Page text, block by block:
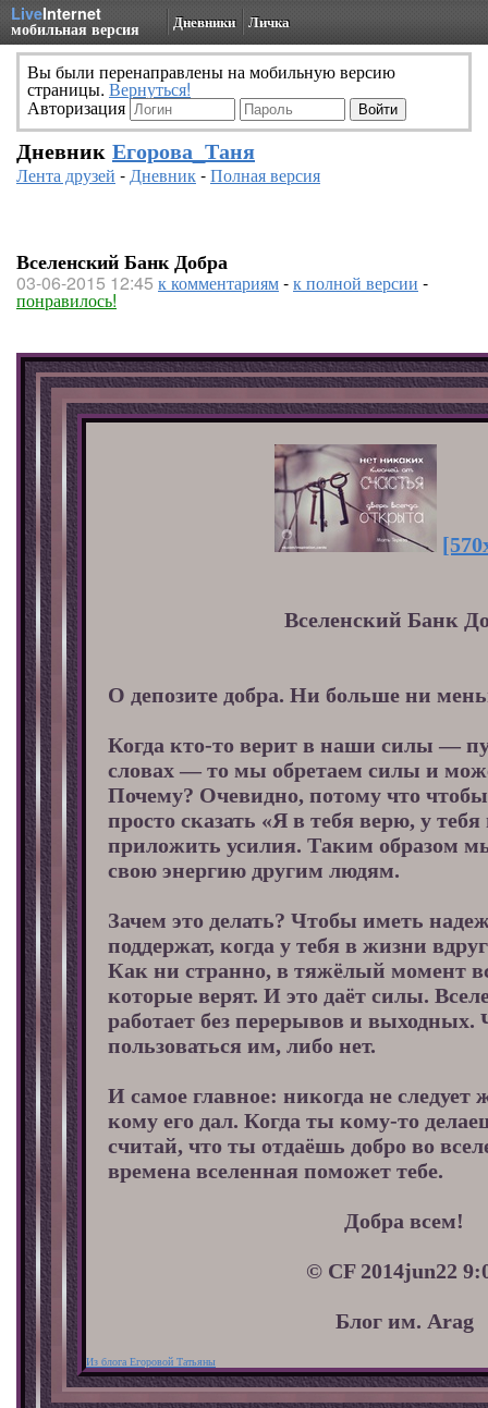
LiveInternet
мобильная версия Дневники Личка
Вы были перенаправлены на мобильную версию
страницы. Вернуться!
Авторизация
Дневник Егорова_Таня
Лента друзей -Дневник-Полная версия
Вселенский Банк Добра
03-06-2015 12:45 к комментариям-к полной версии -
понравилось!
Вселенский Банк
О депозите добра. Ни больше ни
Когда кто-то верит в наши силы —
словах — то мы обретаем силы и
Почему? Очевидно, потому что
просто сказать «Я в тебя верю, у
приложить усилия. Таким образом
свою энергию другим людям.
Зачем это делать? Чтобы иметь
поддержат, когда у тебя в жизни
Как ни странно, в тяжёлый момент
которые верят. И это даёт силы.
работает без перерывов и выходных.
пользоваться им, либо нет.
И самое главное: никогда не следует
кому его дал. Когда ты кому-то
считай, что ты отдаёшь добро во
времена вселенная поможет тебе.
Добра всем!
© CF 2014jun22
Блог им. Arag
Из блога Егоровой Татьяны